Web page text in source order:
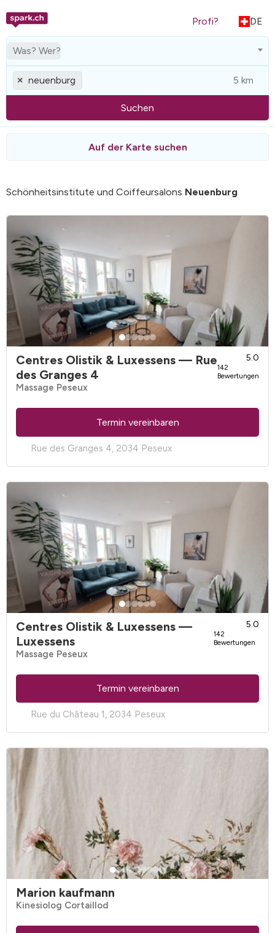
Was? Wer?
× neuenburg
Suchen
Profi? DE
Auf der Karte suchen
Schönheitsinstitute und Coiffeursalons Neuenburg
Centres Olistik & Luxessens — Rue
des Granges 4
5.0
142
Bewertungen
Massage Peseux
Rue des Granges 4, 2034 Peseux
Termin vereinbaren
Centres Olistik & Luxessens —
Luxessens
5.0
142
Bewertungen
Massage Peseux
Rue du Château 1, 2034 Peseux
Termin vereinbaren
Marion kaufmann
Kinesiolog Cortaillod